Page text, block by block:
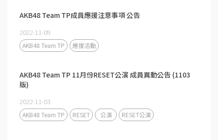
AKB48 Team TP成員應援注意事項 公告
2022-11-09
AKB48 Team TP 應援活動
AKB48 Team TP 11月份RESET公演 成員異動公告 (1103
版)
2022-11-03
AKB48 Team TP RESET 公演 RESET公演